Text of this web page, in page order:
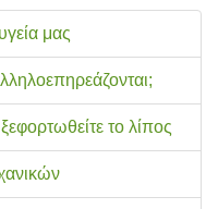
μας
το λίπος